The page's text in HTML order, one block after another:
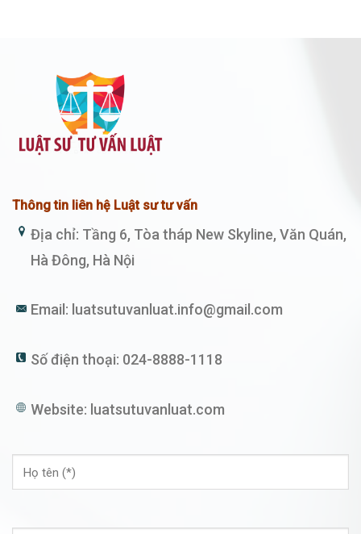
Thông tin liên hệ Luật sư tư vấn
Địa chỉ: Tầng 6, Tòa tháp New Skyline, Văn Quán,
Hà Đông, Hà Nội
Email: luatsutuvanluat.info@gmail.com
Số điện thoại: 024-8888-1118
Website: luatsutuvanluat.com